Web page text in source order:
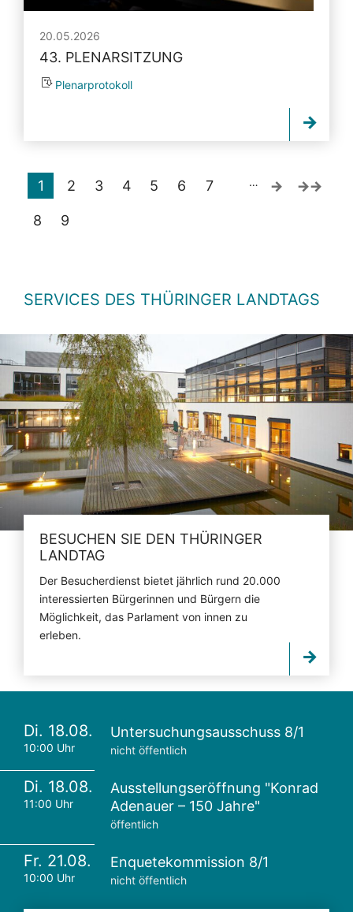
20.05.2026
43. PLENARSITZUNG
Plenarprotokoll
1 2 3 4 5 6 7
8 9
…
SERVICES DES THÜRINGER LANDTAGS
BESUCHEN SIE DEN THÜRINGER
LANDTAG
Der Besucherdienst bietet jährlich rund 20.000
interessierten Bürgerinnen und Bürgern die
Möglichkeit, das Parlament von innen zu
erleben.
Di. 18.08.
10:00 Uhr
Untersuchungsausschuss 8/1
nicht öffentlich
Di. 18.08.
11:00 Uhr
Ausstellungseröffnung "Konrad
Adenauer – 150 Jahre"
öffentlich
Fr. 21.08.
10:00 Uhr
Enquetekommission 8/1
nicht öffentlich